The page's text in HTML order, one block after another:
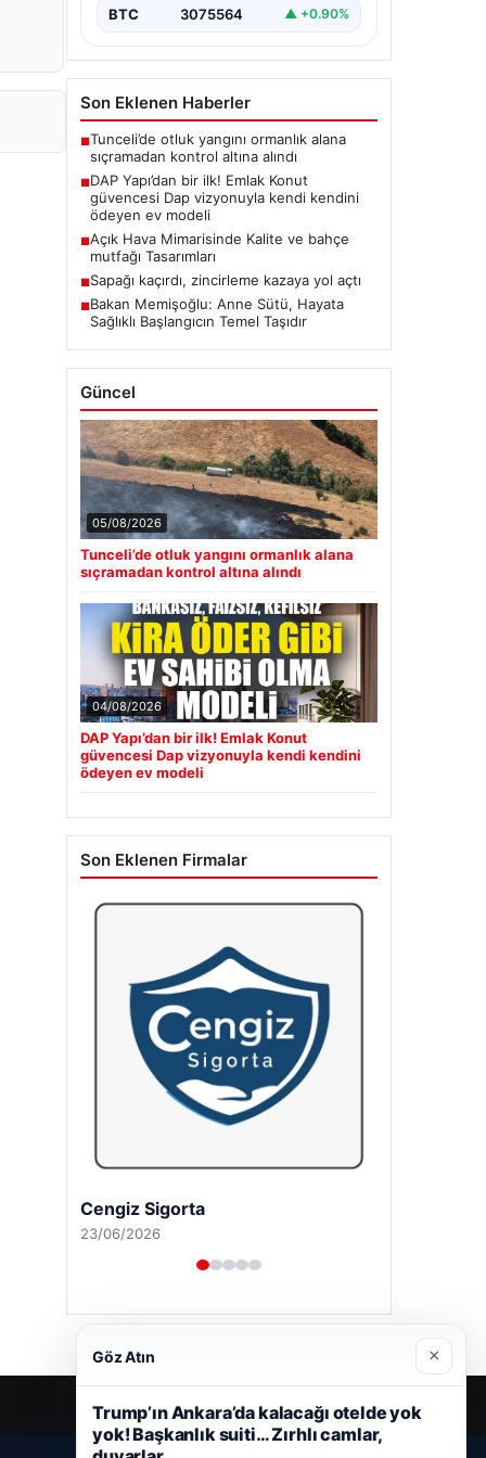
BTC 3075564 ▲ +0.90%
Son Eklenen Haberler
■Tunceli’de otluk yangını ormanlık alana
sıçramadan kontrol altına alındı
■DAP Yapı’dan bir ilk! Emlak Konut
güvencesi Dap vizyonuyla kendi kendini
ödeyen ev modeli
■Açık Hava Mimarisinde Kalite ve bahçe
mutfağı Tasarımları
■Sapağı kaçırdı, zincirleme kazaya yol açtı
■Bakan Memişoğlu: Anne Sütü, Hayata
Sağlıklı Başlangıcın Temel Taşıdır
Güncel
05/08/2026
Tunceli’de otluk yangını ormanlık alana
sıçramadan kontrol altına alındı
04/08/2026
DAP Yapı’dan bir ilk! Emlak Konut
güvencesi Dap vizyonuyla kendi kendini
ödeyen ev modeli
Son Eklenen Firmalar
Cengiz Sigorta
23/06/2026
Göz Atın ×
Trump’ın Ankara’da kalacağı otelde yok
yok! Başkanlık suiti… Zırhlı camlar,